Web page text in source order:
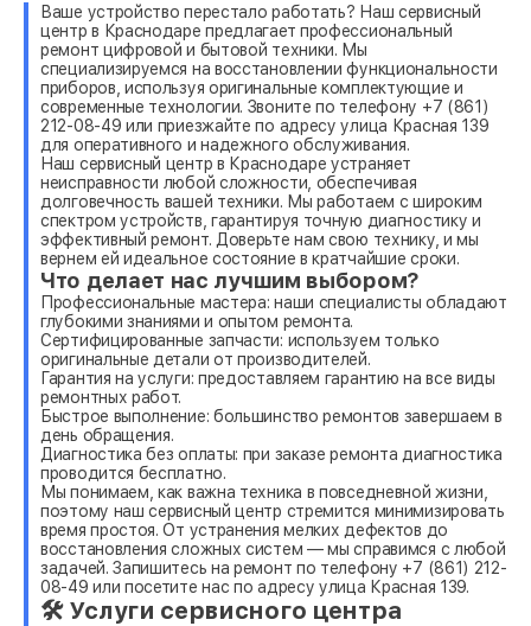
Ваше устройство перестало работать? Наш сервисный
центр в Краснодаре предлагает профессиональный
ремонт цифровой и бытовой техники. Мы
специализируемся на восстановлении функциональности
приборов, используя оригинальные комплектующие и
современные технологии. Звоните по телефону +7 (861)
212-08-49 или приезжайте по адресу улица Красная 139
для оперативного и надежного обслуживания.
Наш сервисный центр в Краснодаре устраняет
неисправности любой сложности, обеспечивая
долговечность вашей техники. Мы работаем с широким
спектром устройств, гарантируя точную диагностику и
эффективный ремонт. Доверьте нам свою технику, и мы
вернем ей идеальное состояние в кратчайшие сроки.
Что делает нас лучшим выбором?
Профессиональные мастера: наши специалисты обладают
глубокими знаниями и опытом ремонта.
Сертифицированные запчасти: используем только
оригинальные детали от производителей.
Гарантия на услуги: предоставляем гарантию на все виды
ремонтных работ.
Быстрое выполнение: большинство ремонтов завершаем в
день обращения.
Диагностика без оплаты: при заказе ремонта диагностика
проводится бесплатно.
Мы понимаем, как важна техника в повседневной жизни,
поэтому наш сервисный центр стремится минимизировать
время простоя. От устранения мелких дефектов до
восстановления сложных систем — мы справимся с любой
задачей. Запишитесь на ремонт по телефону +7 (861) 212-
08-49 или посетите нас по адресу улица Красная 139.
🛠 Услуги сервисного центра